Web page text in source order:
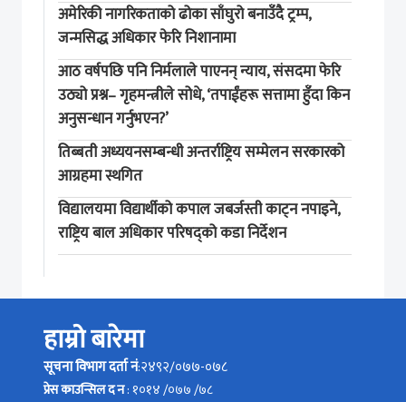
अमेरिकी नागरिकताको ढोका साँघुरो बनाउँदै ट्रम्प,
जन्मसिद्ध अधिकार फेरि निशानामा
आठ वर्षपछि पनि निर्मलाले पाएनन् न्याय, संसदमा फेरि
उठ्यो प्रश्न– गृहमन्त्रीले सोधे, ‘तपाईंहरू सत्तामा हुँदा किन
अनुसन्धान गर्नुभएन?’
तिब्बती अध्ययनसम्बन्धी अन्तर्राष्ट्रिय सम्मेलन सरकारको
आग्रहमा स्थगित
विद्यालयमा विद्यार्थीको कपाल जबर्जस्ती काट्न नपाइने,
राष्ट्रिय बाल अधिकार परिषद्को कडा निर्देशन
हाम्रो बारेमा
सूचना विभाग दर्ता नं:२४९२/०७७-०७८
प्रेस काउन्सिल द न: १०१४ /०७७ /७८